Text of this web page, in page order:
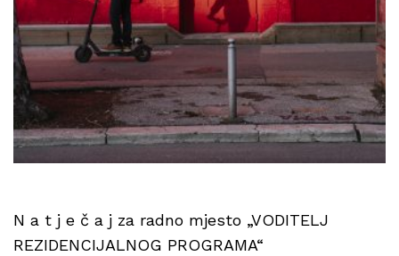
N a t j e č a j za radno mjesto „VODITELJ
REZIDENCIJALNOG PROGRAMA“